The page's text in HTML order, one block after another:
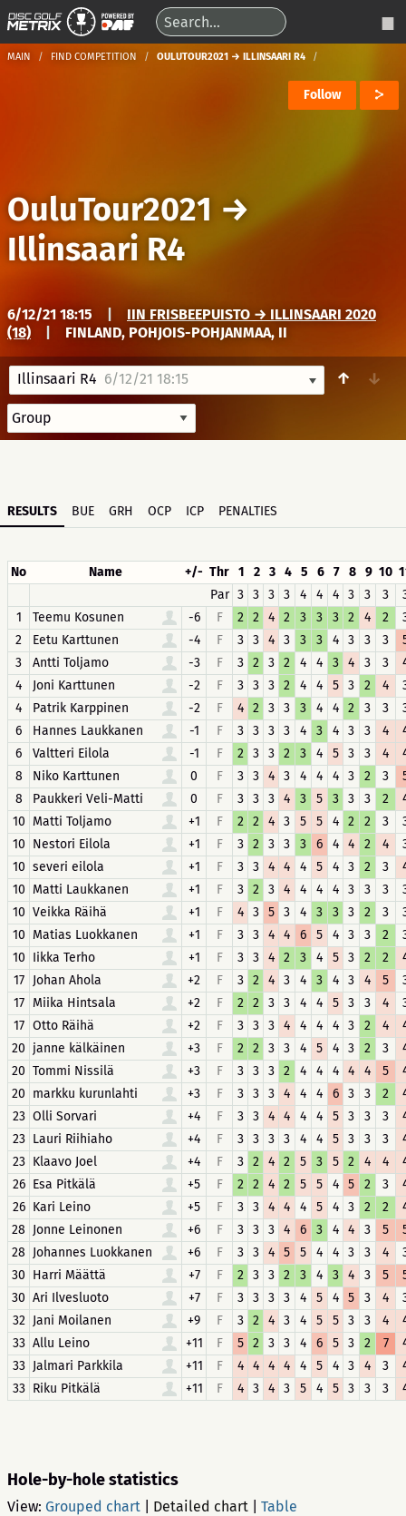
MAIN FIND COMPETITION OULUTOUR2021 → ILLINSAARI R4
Follow
OuluTour2021 →
Illinsaari R4
6/12/21 18:15
IIN FRISBEEPUISTO → ILLINSAARI 2020
(18)
FINLAND, POHJOIS-POHJANMAA, II
Illinsaari R4 6/12/21 18:15 ↑ ↓
RESULTS BUE GRH OCP ICP PENALTIES
No Name +/- Thr 1 2 3 4 5 6 7 8 9 10
Par 3 3 3 3 4 4 4 3 3 3
1
Teemu Kosunen -6 F 2 2 4 2 3 3 3 2 4 2
2
Eetu Karttunen -4 F 3 3 4 3 3 3 4 3 3 3
3
Antti Toljamo -3 F 3 2 3 2 4 4 3 4 3 3
4
Joni Karttunen -2 F 3 3 3 2 4 4 5 3 2 4
4
Patrik Karppinen -2 F 4 2 3 3 3 4 4 2 3 3
6
Hannes Laukkanen -1 F 3 3 3 3 4 3 4 3 3 4
6
Valtteri Eilola -1 F 2 3 3 2 3 4 5 3 3 4
8
Niko Karttunen 0 F 3 3 4 3 4 4 4 3 2 3
8
Paukkeri Veli-Matti 0 F 3 3 3 4 3 5 3 3 3 2
10 Matti Toljamo +1 F 2 2 4 3 5 5 4 2 2 3
10 Nestori Eilola +1 F 3 2 3 3 3 6 4 4 2 4
10 severi eilola +1 F 3 3 4 4 4 5 4 3 2 3
10 Matti Laukkanen +1 F 3 2 3 4 4 4 4 3 3 3
10 Veikka Räihä +1 F 4 3 5 3 4 3 3 3 2 3
10 Matias Luokkanen +1 F 3 3 4 4 6 5 4 3 3 2
10 Iikka Terho +1 F 3 3 4 2 3 4 5 3 2 2
17
Johan Ahola +2 F 3 2 4 3 4 3 4 3 4 5
17
Miika Hintsala +2 F 2 2 3 3 4 4 5 3 3 4
17 Otto Räihä +2 F 3 3 3 4 4 4 4 3 2 4
20 janne kälkäinen +3 F 2 2 3 3 4 5 4 3 2 3
20 Tommi Nissilä +3 F 3 3 3 2 4 4 4 4 4 5
20 markku kurunlahti +3 F 3 3 3 4 4 4 6 3 3 2
23 Olli Sorvari +4 F 3 3 4 4 4 4 5 3 3 3
23 Lauri Riihiaho +4 F 3 3 3 3 4 4 5 3 3 3
23 Klaavo Joel +4 F 3 2 4 2 5 3 5 2 4 4
26 Esa Pitkälä +5 F 2 2 4 2 5 5 4 5 2 3
26 Kari Leino +5 F 3 3 4 4 4 5 4 3 2 2
28 Jonne Leinonen +6 F 3 3 3 4 6 3 4 4 3 5
28 Johannes Luokkanen +6 F 3 3 4 5 5 4 4 3 3 4
30 Harri Määttä +7 F 2 3 3 2 3 4 3 4 3 5
30 Ari Ilvesluoto +7 F 3 3 3 3 4 5 4 5 3 4
32 Jani Moilanen +9 F 3 2 4 3 4 5 5 3 3 4
33 Allu Leino +11 F 5 2 3 3 4 6 5 3 2 7
33 Jalmari Parkkila +11 F 4 4 4 4 4 5 4 3 4 3
33 Riku Pitkälä +11 F 4 3 4 3 5 4 5 3 3 3
Hole-by-hole statistics
View: Grouped chart Detailed chart Table